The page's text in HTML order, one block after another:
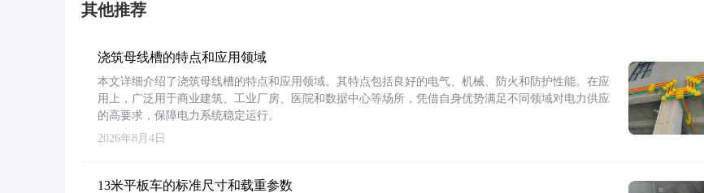
其他推荐
浇筑母线槽的特点和应用领域
本文详细介绍了浇筑母线槽的特点和应用领域。其特点包括良好的电气、机械、防火和防护性能。在应
用上，广泛用于商业建筑、工业厂房、医院和数据中心等场所，凭借自身优势满足不同领域对电力供应
的高要求，保障电力系统稳定运行。
2026年8月4日
13米平板车的标准尺寸和载重参数